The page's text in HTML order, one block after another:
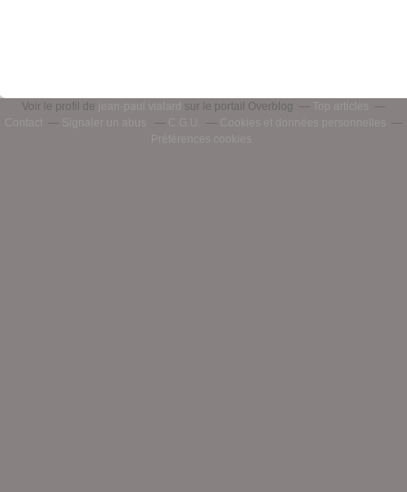
Voir le profil de jean-paul vialard sur le portail Overblog
Top articles
Contact
Signaler un abus C.G.U.
Cookies et données personnelles
Préférences cookies